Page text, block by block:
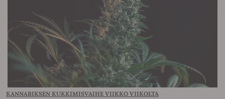
KANNABIKSEN KUKKIMISVAIHE VIIKKO VIIKOLTA